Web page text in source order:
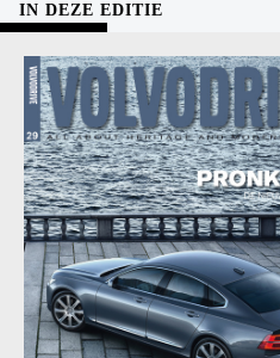
IN DEZE EDITIE